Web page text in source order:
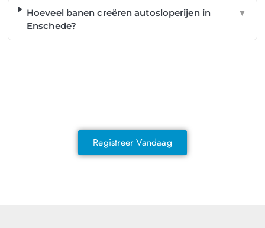
Hoeveel banen creëren autosloperijen in
Enschede?
▼
Registreer Vandaag